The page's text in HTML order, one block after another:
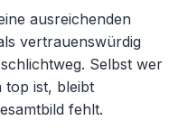
ausreichenden
vertrauenswürdig
Selbst wer
top ist, bleibt
fehlt.